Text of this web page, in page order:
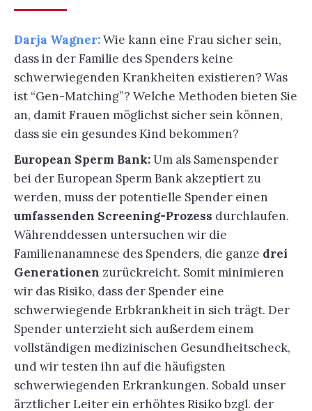
Darja Wagner:Wie kann eine Frau sicher sein,
dass in der Familie des Spenders keine
schwerwiegenden Krankheiten existieren? Was
ist “Gen-Matching”? Welche Methoden bieten Sie
an, damit Frauen möglichst sicher sein können,
dass sie ein gesundes Kind bekommen?
European Sperm Bank:Um als Samenspender
bei der European Sperm Bank akzeptiert zu
werden, muss der potentielle Spender einen
umfassenden Screening-Prozess durchlaufen.
Währenddessen untersuchen wir die
Familienanamnese des Spenders, die ganze drei
Generationen zurückreicht. Somit minimieren
wir das Risiko, dass der Spender eine
schwerwiegende Erbkrankheit in sich trägt. Der
Spender unterzieht sich außerdem einem
vollständigen medizinischen Gesundheitscheck,
und wir testen ihn auf die häufigsten
schwerwiegenden Erkrankungen. Sobald unser
ärztlicher Leiter ein erhöhtes Risiko bzgl. der